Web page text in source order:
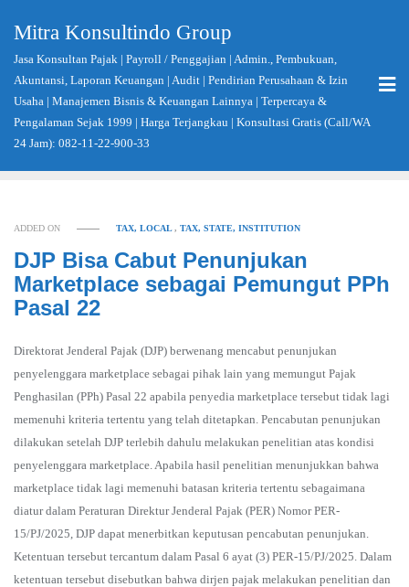
content
Mitra Konsultindo Group
Jasa Konsultan Pajak | Payroll / Penggajian | Admin., Pembukuan,
Akuntansi, Laporan Keuangan | Audit | Pendirian Perusahaan & Izin
Usaha | Manajemen Bisnis & Keuangan Lainnya | Terpercaya &
Pengalaman Sejak 1999 | Harga Terjangkau | Konsultasi Gratis (Call/WA
24 Jam): 082-11-22-900-33
ADDED ON TAX, LOCAL,TAX, STATE, INSTITUTION
DJP Bisa Cabut Penunjukan
Marketplace sebagai Pemungut PPh
Pasal 22
Direktorat Jenderal Pajak (DJP) berwenang mencabut penunjukan
penyelenggara marketplace sebagai pihak lain yang memungut Pajak
Penghasilan (PPh) Pasal 22 apabila penyedia marketplace tersebut tidak lagi
memenuhi kriteria tertentu yang telah ditetapkan. Pencabutan penunjukan
dilakukan setelah DJP terlebih dahulu melakukan penelitian atas kondisi
penyelenggara marketplace. Apabila hasil penelitian menunjukkan bahwa
marketplace tidak lagi memenuhi batasan kriteria tertentu sebagaimana
diatur dalam Peraturan Direktur Jenderal Pajak (PER) Nomor PER-
15/PJ/2025, DJP dapat menerbitkan keputusan pencabutan penunjukan.
Ketentuan tersebut tercantum dalam Pasal 6 ayat (3) PER-15/PJ/2025. Dalam
ketentuan tersebut disebutkan bahwa dirjen pajak melakukan penelitian dan